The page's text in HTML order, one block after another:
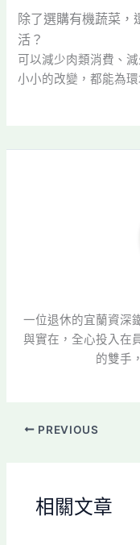
除了選購有機蔬菜，
活？
可以減少肉類消費、
小小的改變，都能為
一位退休的宜蘭資深
與實在，全心投入在
的雙手
PREVIOUS
相關文章